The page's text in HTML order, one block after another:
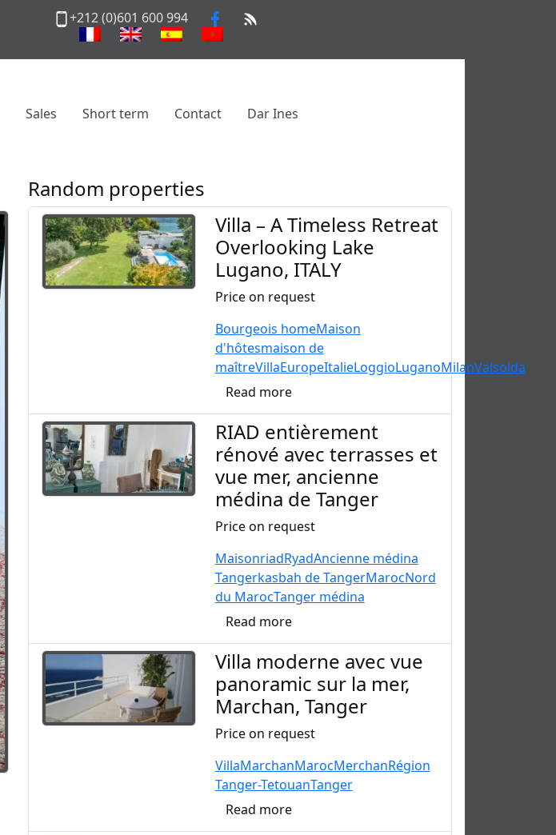
+212 (0)601 600 994
Sales Short term Contact Dar Ines
Random properties
Villa – A Timeless Retreat
Overlooking Lake
Lugano, ITALY
Price on request
Bourgeois homeMaison
d'hôtesmaison de
maîtreVillaEuropeItalieLoggioLuganoMilanValsolda
Read more
RIAD entièrement
rénové avec terrasses et
vue mer, ancienne
médina de Tanger
Price on request
MaisonriadRyadAncienne médina
Tangerkasbah de TangerMarocNord
du MarocTanger médina
Read more
Villa moderne avec vue
panoramic sur la mer,
Marchan, Tanger
Price on request
VillaMarchanMarocMerchanRégion
Tanger-TetouanTanger
Read more